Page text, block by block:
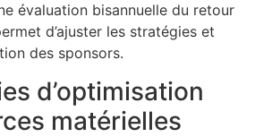
évaluation bisannuelle du retour
d’ajuster les stratégies et
des sponsors.
d’optimisation
matérielles